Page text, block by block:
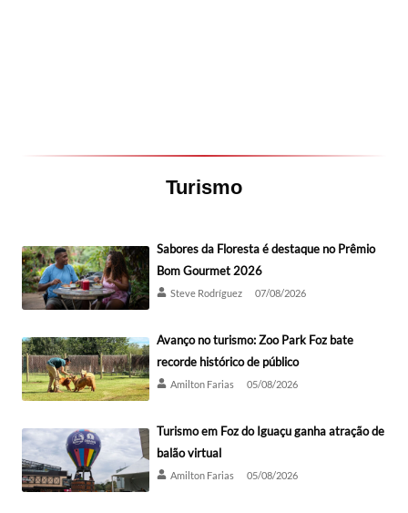
Turismo
Sabores da Floresta é destaque no Prêmio
Bom Gourmet 2026
Steve Rodríguez 07/08/2026
Avanço no turismo: Zoo Park Foz bate
recorde histórico de público
Amilton Farias 05/08/2026
Turismo em Foz do Iguaçu ganha atração de
balão virtual
Amilton Farias 05/08/2026